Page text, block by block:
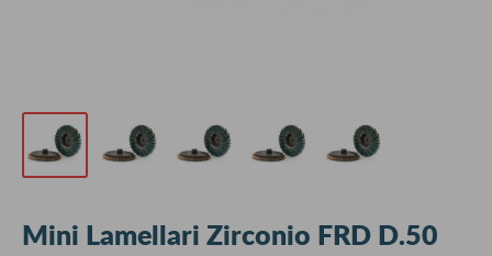
Mini Lamellari Zirconio FRD D.50